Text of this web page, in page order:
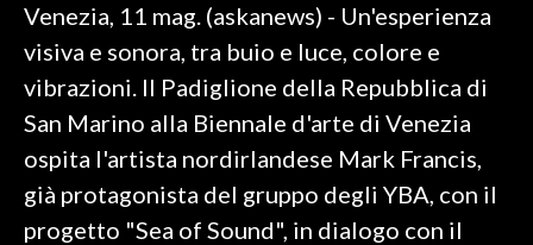
CALCIO REGIONALE
BASKET
VOLLEY
MOTORI
TENNIS
ALTRI SPORT
Venezia, 11 mag. (askanews) - Un'esperienza
visiva e sonora, tra buio e luce, colore e
vibrazioni. Il Padiglione della Repubblica di
San Marino alla Biennale d'arte di Venezia
ospita l'artista nordirlandese Mark Francis,
già protagonista del gruppo degli YBA, con il
progetto "Sea of Sound", in dialogo con il